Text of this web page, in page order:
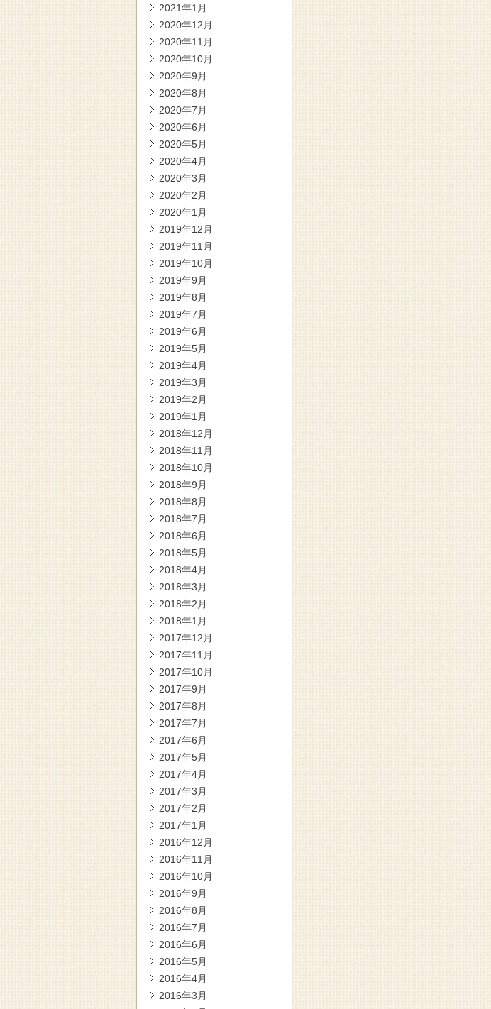
2021年1月
2020年12月
2020年11月
2020年10月
2020年9月
2020年8月
2020年7月
2020年6月
2020年5月
2020年4月
2020年3月
2020年2月
2020年1月
2019年12月
2019年11月
2019年10月
2019年9月
2019年8月
2019年7月
2019年6月
2019年5月
2019年4月
2019年3月
2019年2月
2019年1月
2018年12月
2018年11月
2018年10月
2018年9月
2018年8月
2018年7月
2018年6月
2018年5月
2018年4月
2018年3月
2018年2月
2018年1月
2017年12月
2017年11月
2017年10月
2017年9月
2017年8月
2017年7月
2017年6月
2017年5月
2017年4月
2017年3月
2017年2月
2017年1月
2016年12月
2016年11月
2016年10月
2016年9月
2016年8月
2016年7月
2016年6月
2016年5月
2016年4月
2016年3月